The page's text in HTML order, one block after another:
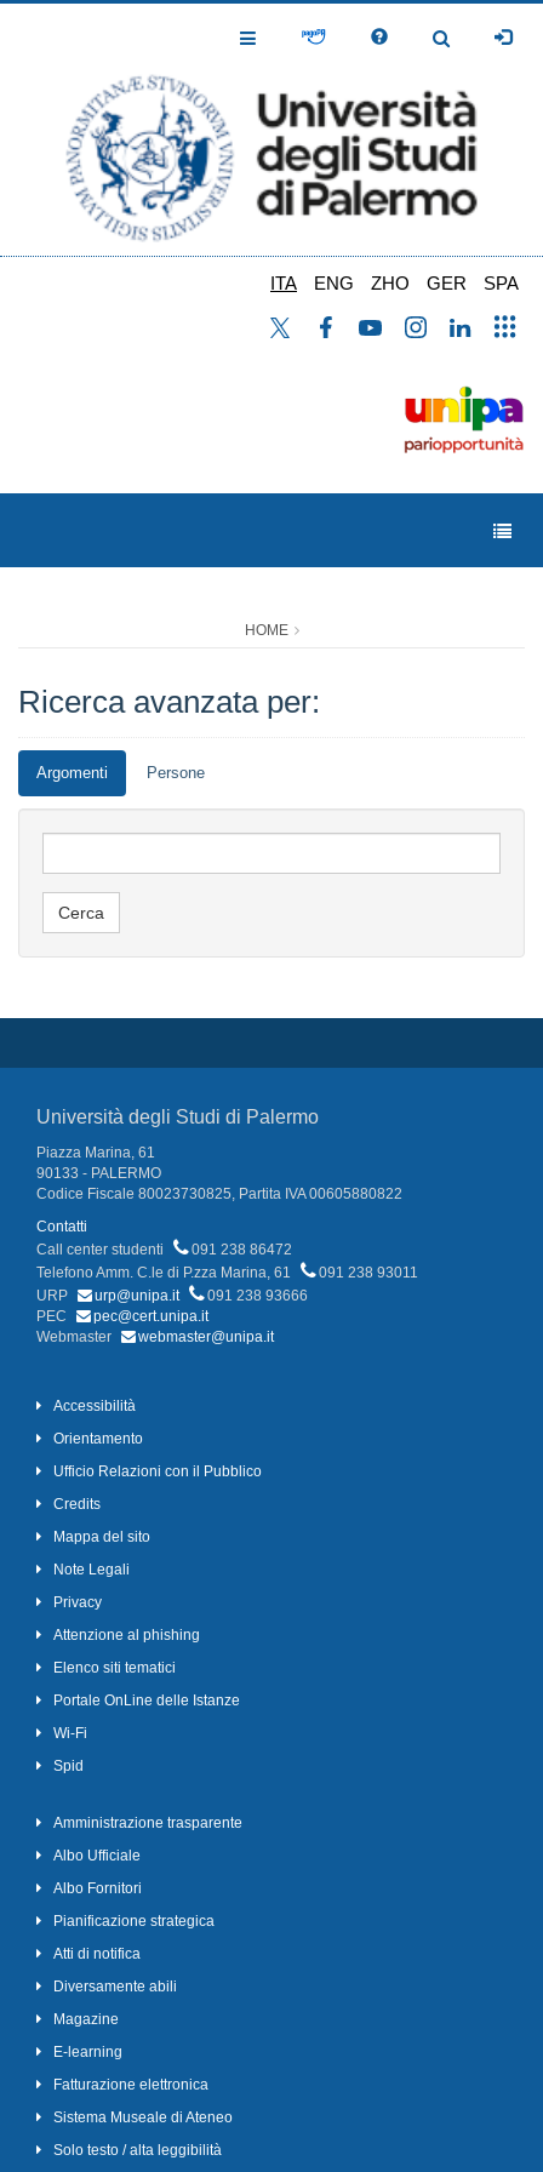
Toggle
Toggle
ITA ENG ZHO GER SPA
HOME
Ricerca avanzata per:
Argomenti Persone
Università degli Studi di Palermo
Piazza Marina, 61
90133 - PALERMO
Codice Fiscale 80023730825, Partita IVA 00605880822
Contatti
Call center studenti
091 238 86472
Telefono Amm. C.le di P.zza Marina, 61
091 238 93011
URP
urp@unipa.it
091 238 93666
PEC
pec@cert.unipa.it
Webmaster
webmaster@unipa.it
Accessibilità
Orientamento
Ufficio Relazioni con il Pubblico
Credits
Mappa del sito
Note Legali
Privacy
Attenzione al phishing
Elenco siti tematici
Portale OnLine delle Istanze
Wi-Fi
Spid
Amministrazione trasparente
Albo Ufficiale
Albo Fornitori
Pianificazione strategica
Atti di notifica
Diversamente abili
Magazine
E-learning
Fatturazione elettronica
Sistema Museale di Ateneo
Solo testo / alta leggibilità